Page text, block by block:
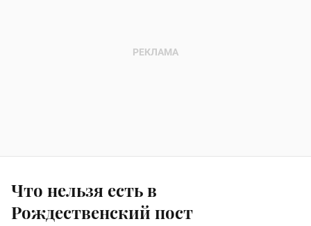
Что нельзя есть в
Рождественский пост